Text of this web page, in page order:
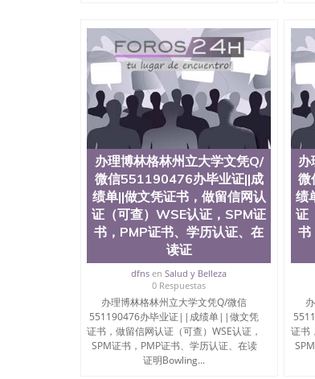
展学院、信息工程与科学学院、人文学
工学院排名在前十五名，且继续攀升中
包括：会计学、MBA、财务、教育、
术、电子工程、天文学、农业、环境污
科学、机械工程、航天工程、土木工
工程、计算机科学、物理学、人工智能
出操作方案； 2、补充毕业证成绩单等
司人员陪同客户本人一起去留服递交
到结果，付余款。 我们对海外大学及
印，阴影底纹，钢印LOGO烫金烫银，
感，复印防伪）都有原版本文凭对照。
同时能做到与时俱进，及时掌握各大院
在读证明等相关材料）的版本更新信息
防伪技术等等，并在时间收集到原版实
时，坚持较高性价比，通过品质和效
信:551190476 Q/微信:551190476办理
公司专业制作、办理、仿制、成绩单文
文凭、假文凭假毕业证假学历书制作、
认证、留服认证、使馆认证、使馆证明
认证、留学生学历认证、留学生学位认
历、新西兰学历认证等q:551190476
University）圣何塞州立大学毕业证（
办理博林格林州立大学文凭Q/
微信551190476办毕业证||成
绩单||做文凭证书，做留信网认
证（可查）WSE认证，SPM证
书，PMP证书、学历认证、在
读证
dfns enSalud y Belleza
0 Respuestas
办理博林格林州立大学文凭Q/微信
551190476办毕业证||成绩单||做文凭
证书，做留信网认证（可查）WSE认证，
SPM证书，PMP证书、学历认证、在读
证明Bowling...
办
微
绩
证
书
证书